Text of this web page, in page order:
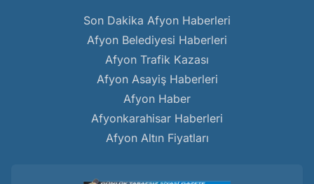
Son Dakika Afyon Haberleri
Afyon Belediyesi Haberleri
Afyon Trafik Kazası
Afyon Asayiş Haberleri
Afyon Haber
Afyonkarahisar Haberleri
Afyon Altın Fiyatları